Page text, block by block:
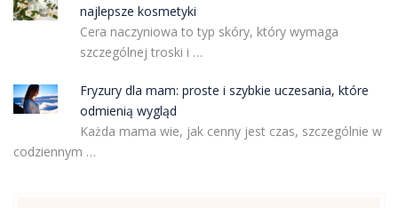
najlepsze kosmetyki
Cera naczyniowa to typ skóry, który wymaga
szczególnej troski i …
Fryzury dla mam: proste i szybkie uczesania, które
odmienią wygląd
Każda mama wie, jak cenny jest czas, szczególnie w
codziennym …